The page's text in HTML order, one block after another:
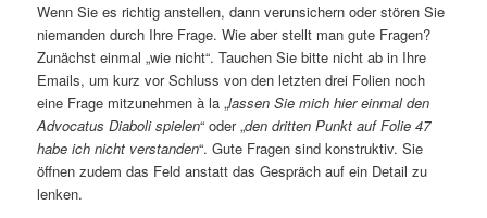
Wenn Sie es richtig anstellen, dann verunsichern oder stören Sie
niemanden durch Ihre Frage. Wie aber stellt man gute Fragen?
Zunächst einmal „wie nicht“. Tauchen Sie bitte nicht ab in Ihre
Emails, um kurz vor Schluss von den letzten drei Folien noch
eine Frage mitzunehmen à la „lassen Sie mich hier einmal den
Advocatus Diaboli spielen“ oder „den dritten Punkt auf Folie 47
habe ich nicht verstanden“. Gute Fragen sind konstruktiv. Sie
öffnen zudem das Feld anstatt das Gespräch auf ein Detail zu
lenken.